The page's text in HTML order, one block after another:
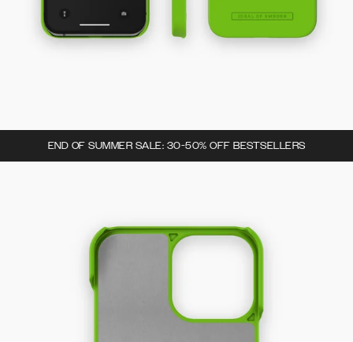
END OF SUMMER SALE: 30-50% OFF BESTSELLERS